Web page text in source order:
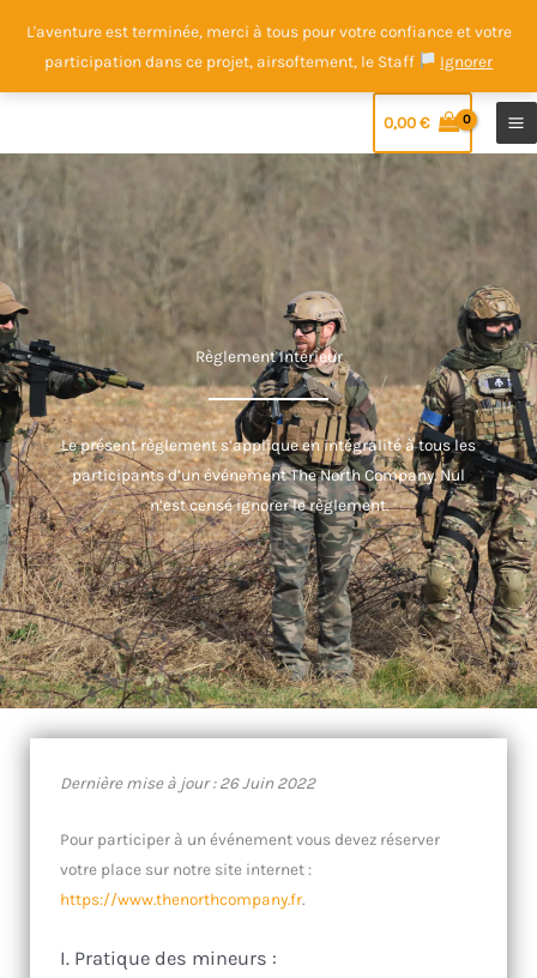
L'aventure est terminée, merci à tous pour votre confiance et votre
participation dans ce projet, airsoftement, le Staff
Ignorer
contenu
0,00€
Règlement Intérieur
Le présent règlement s’applique en intégralité à tous les
participants d’un événement The North Company. Nul
n’est censé ignorer le règlement.
Dernière mise à jour : 26 Juin 2022
Pour participer à un événement vous devez réserver
votre place sur notre site internet :
https://www.thenorthcompany.fr.
I. Pratique des mineurs :